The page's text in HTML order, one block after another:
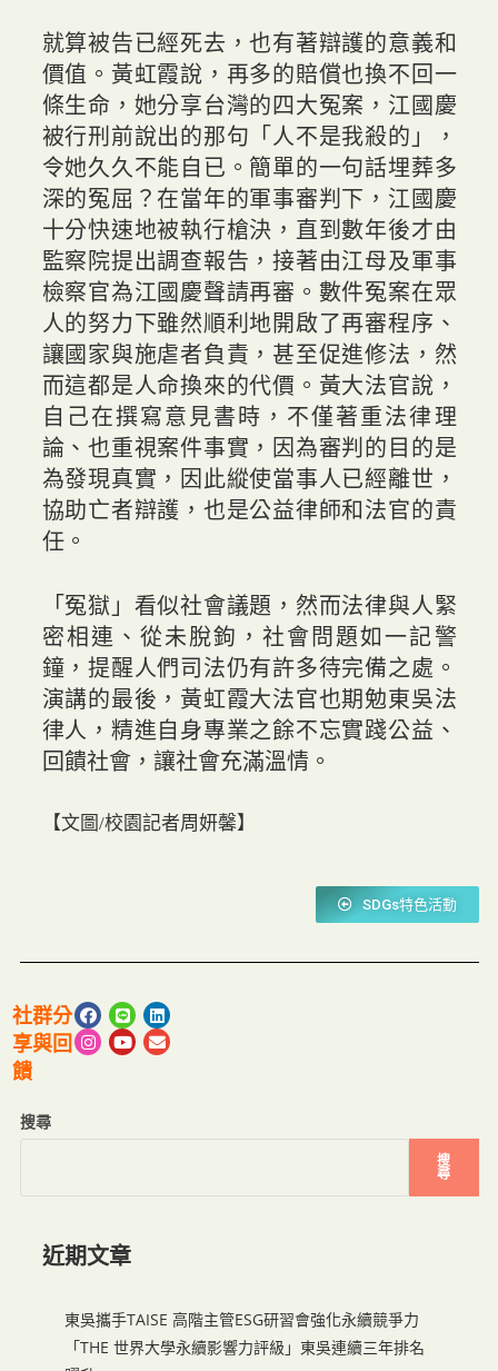
就算被告已經死去，也有著辯護的意義和
價值。黃虹霞說，再多的賠償也換不回一
條生命，她分享台灣的四大冤案，江國慶
被行刑前說出的那句「人不是我殺的」，
令她久久不能自已。簡單的一句話埋葬多
深的冤屈？在當年的軍事審判下，江國慶
十分快速地被執行槍決，直到數年後才由
監察院提出調查報告，接著由江母及軍事
檢察官為江國慶聲請再審。數件冤案在眾
人的努力下雖然順利地開啟了再審程序、
讓國家與施虐者負責，甚至促進修法，然
而這都是人命換來的代價。黃大法官說，
自己在撰寫意見書時，不僅著重法律理
論、也重視案件事實，因為審判的目的是
為發現真實，因此縱使當事人已經離世，
協助亡者辯護，也是公益律師和法官的責
任。
「冤獄」看似社會議題，然而法律與人緊
密相連、從未脫鉤，社會問題如一記警
鐘，提醒人們司法仍有許多待完備之處。
演講的最後，黃虹霞大法官也期勉東吳法
律人，精進自身專業之餘不忘實踐公益、
回饋社會，讓社會充滿溫情。
【文圖/校園記者周妍馨】
SDGs特色活動
社群分
享與回
饋
搜尋
搜
尋
近期文章
東吳攜手TAISE 高階主管ESG研習會強化永續競爭力
「THE 世界大學永續影響力評級」東吳連續三年排名